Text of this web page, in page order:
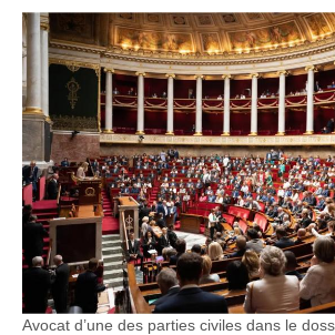
Avocat d’une des parties civiles dans le